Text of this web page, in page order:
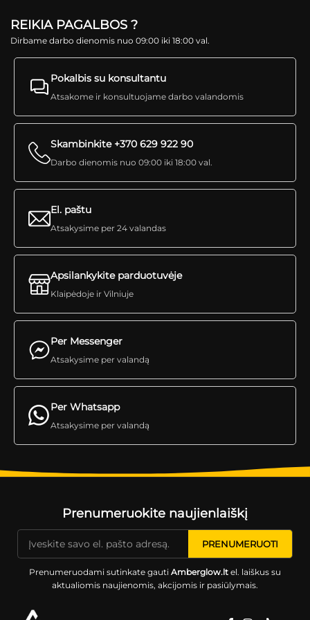
REIKIA PAGALBOS ?
Dirbame darbo dienomis nuo 09:00 iki 18:00 val.
Pokalbis su konsultantu
Atsakome ir konsultuojame darbo valandomis
Skambinkite +370 629 922 90
Darbo dienomis nuo 09:00 iki 18:00 val.
Per Messenger
Atsakysime per valandą
El. paštu
Atsakysime per 24 valandas
Apsilankykite parduotuvėje
Klaipėdoje ir Vilniuje
Per Whatsapp
Atsakysime per valandą
Prenumeruokite naujienlaiškį
Prenumeruodami sutinkate gauti Amberglow.ltel. laiškus su
aktualiomis naujienomis, akcijomis ir pasiūlymais.